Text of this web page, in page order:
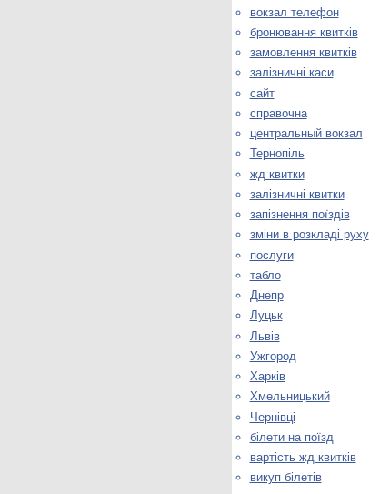
вокзал телефон
бронювання квитків
замовлення квитків
залізничні каси
сайт
справочна
центральный вокзал
Тернопіль
жд квитки
залізничні квитки
запізнення поїздів
зміни в розкладі руху
послуги
табло
Днепр
Луцьк
Львів
Ужгород
Харків
Хмельницький
Чернівці
білети на поїзд
вартість жд квитків
викуп білетів